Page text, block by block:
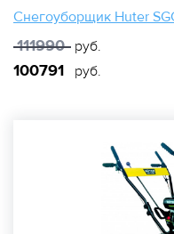
Снегоуборщик Huter
111990 руб.
100791 руб.